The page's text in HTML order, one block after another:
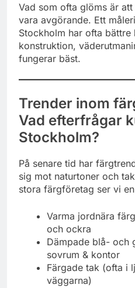
Vad som ofta glöms är att
vara avgörande. Ett
Stockholm har ofta bättre
konstruktion,
fungerar bäst.
Trender inom
Vad efterfrågar
Stockholm?
På senare tid har
sig mot naturtoner och
stora färgföretag ser vi
Varma jordnära
och ockra
Dämpade blå- och
sovrum & kontor
Färgade tak (ofta i
väggarna)